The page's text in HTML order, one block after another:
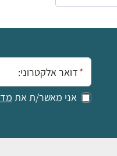
אימייל:
אני מאשר/ת את